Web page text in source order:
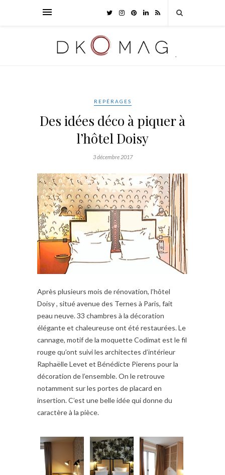
REPÉRAGES
Des idées déco à piquer à
l’hôtel Doisy
3 décembre 2017
Après plusieurs mois de rénovation, l’hôtel
Doisy , situé avenue des Ternes à Paris, fait
peau neuve. 33 chambres à la décoration
élégante et chaleureuse ont été restaurées. Le
cannage, motif de la moquette Codimat est le fil
rouge qu’ont suivi les architectes d’intérieur
Raphaëlle Levet et Bénédicte Pierens pour la
décoration de l’ensemble. On le retrouve
notamment sur les portes de placard en
insertion. C’est une belle idée qui donne du
caractère à la pièce.